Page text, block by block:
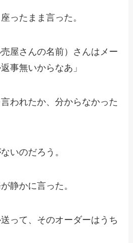
ったまま言った。
売屋さんの名前）さんはメー
事無いからなあ」
われたか、分からなかった
いのだろう。
静かに言った。
送って、そのオーダーはうち